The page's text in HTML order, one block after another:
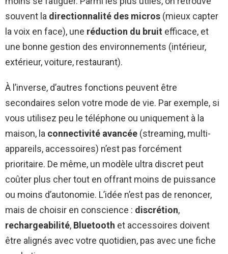
souvent la directionnalité des micros (mieux capter
la voix en face), une réduction du bruit efficace, et
une bonne gestion des environnements (intérieur,
extérieur, voiture, restaurant).
À l’inverse, d’autres fonctions peuvent être
secondaires selon votre mode de vie. Par exemple, si
vous utilisez peu le téléphone ou uniquement à la
maison, la connectivité avancée (streaming, multi-
appareils, accessoires) n’est pas forcément
prioritaire. De même, un modèle ultra discret peut
coûter plus cher tout en offrant moins de puissance
ou moins d’autonomie. L’idée n’est pas de renoncer,
mais de choisir en conscience : discrétion,
rechargeabilité, Bluetooth et accessoires doivent
être alignés avec votre quotidien, pas avec une fiche